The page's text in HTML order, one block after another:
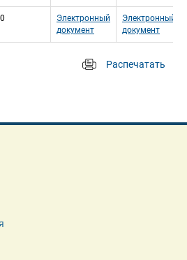
Электронный
документ
Электронный
документ
Распечатать